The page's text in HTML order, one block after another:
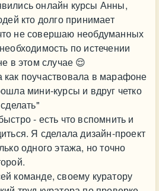
онлайн курсы Анны,
кто долго принимает
не совершаю необдуманных
по истечении
в этом случае 😌
поучаствовала в марафоне
мини-курсы и вдруг четко
- есть что вспомнить и
Я сделала дизайн-проект
одного этажа, но точно
команде, своему куратору